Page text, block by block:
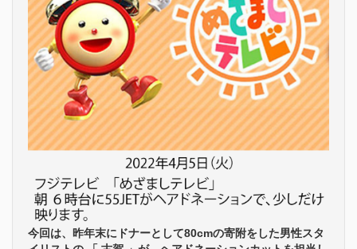
今回は、昨年末にドナーとして80cmの寄附をした男性スタ